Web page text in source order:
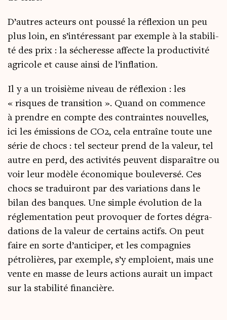
D’autres acteurs ont pous­sé la réflexion un peu
plus loin, en s’intéressant par exemple à la sta­bi­li­
té des prix : la séche­resse affecte la pro­duc­ti­vi­té
agri­cole et cause ain­si de l’inflation.
Il y a un troi­sième niveau de réflexion : les
« risques de tran­si­tion ». Quand on com­mence
à prendre en compte des contraintes nou­velles,
ici les émis­sions de CO2, cela entraîne toute une
série de chocs : tel sec­teur prend de la valeur, tel
autre en perd, des acti­vi­tés peuvent dis­pa­raître ou
voir leur modèle éco­no­mique bou­le­ver­sé. Ces
chocs se tra­dui­ront par des varia­tions dans le
bilan des banques. Une simple évo­lu­tion de la
régle­men­ta­tion peut pro­vo­quer de fortes dégra­
da­tions de la valeur de cer­tains actifs. On peut
faire en sorte d’anticiper, et les com­pa­gnies
pétro­lières, par exemple, s’y emploient, mais une
vente en masse de leurs actions aurait un impact
sur la sta­bi­li­té financière.